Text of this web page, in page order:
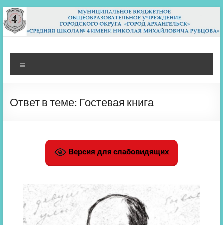
Перейти
к
содержимому
МБОУ СШ 4
Архангельск
Ответ в теме: Гостевая книга
Версия для слабовидящих